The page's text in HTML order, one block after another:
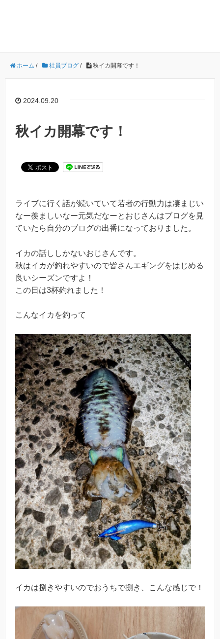
ホーム / 社員ブログ / 秋イカ開幕です！
2024.09.20
秋イカ開幕です！
ライブに行く話が続いていて若者の行動力は凄まじい
なー羨ましいなー元気だなーとおじさんはブログを見
ていたら自分のブログの出番になっておりました。
イカの話ししかないおじさんです。
秋はイカが釣れやすいので皆さんエギングをはじめる
良いシーズンですよ！
この日は3杯釣れました！
こんなイカを釣って
イカは捌きやすいのでおうちで捌き、こんな感じで！